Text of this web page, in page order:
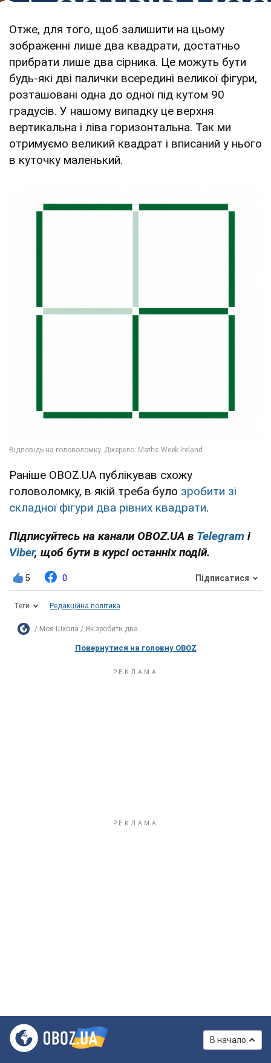
Отже, для того, щоб залишити на цьому
зображенні лише два квадрати, достатньо
прибрати лише два сірника. Це можуть бути
будь-які дві палички всередині великої фігури,
розташовані одна до одної під кутом 90
градусів. У нашому випадку це верхня
вертикальна і ліва горизонтальна. Так ми
отримуємо великий квадрат і вписаний у нього
в куточку маленький.
Раніше OBOZ.UA публікував схожу
головоломку, в якій треба було зробити зі
складної фігури два рівних квадрати.
Підписуйтесь на канали OBOZ.UA в Telegram і
Viber, щоб бути в курсі останніх подій.
5 0 Підписатися
Теги Редакційна політика
Моя Школа Як зробити два...
Повернутися на головну OBOZ
В начало